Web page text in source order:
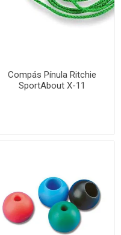
Compás Pínula Ritchie
SportAbout X-11